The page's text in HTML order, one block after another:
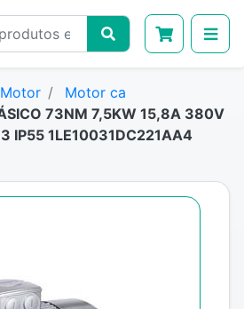
Motor
Motor ca
73NM 7,5KW 15,8A 380V
IP55 1LE10031DC221AA4